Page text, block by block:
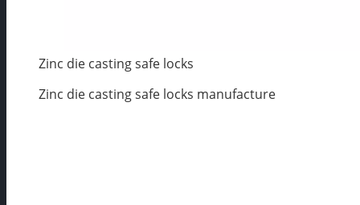
Zinc die casting safe locks
Zinc die casting safe locks manufacture